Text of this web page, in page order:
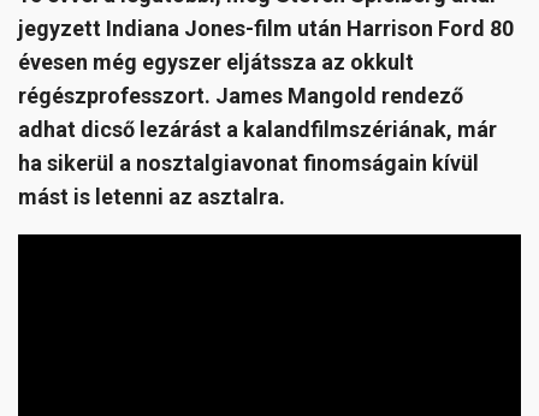
jegyzett Indiana Jones-film után Harrison Ford 80
évesen még egyszer eljátssza az okkult
régészprofesszort. James Mangold rendező
adhat dicső lezárást a kalandfilmszériának, már
ha sikerül a nosztalgiavonat finomságain kívül
mást is letenni az asztalra.